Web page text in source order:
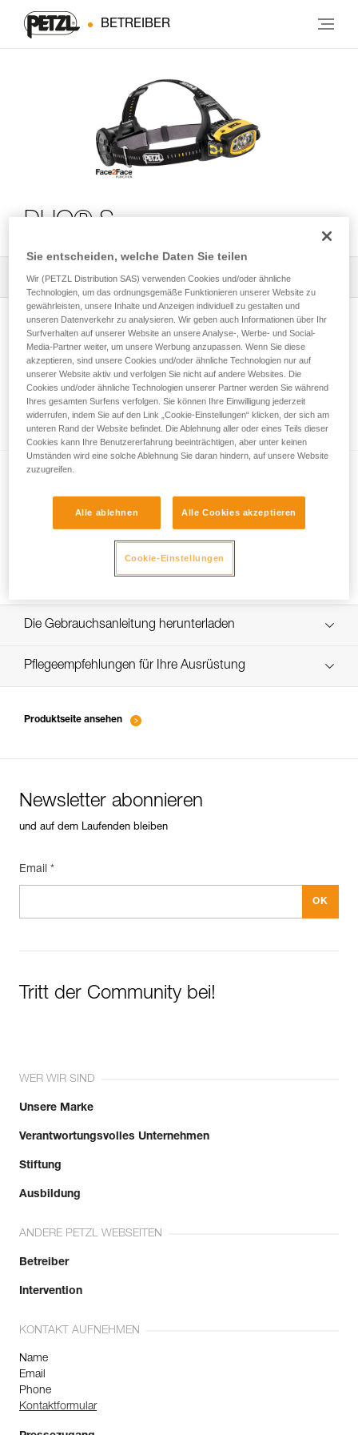
BETREIBER
DUO® S
Alle technischen Anwendungen 2 Filter
Dichtigkeit und IP-Schutzart
FACE2FACE-Technologie
Die Gebrauchsanleitung herunterladen
Technical Notice
Pflegeempfehlungen für Ihre Ausrüstung
Produktseite ansehen
Newsletter abonnieren
und auf dem Laufenden bleiben
Email *
Tritt der Community bei!
WER WIR SIND
Unsere Marke
Verantwortungsvolles Unternehmen
Stiftung
Ausbildung
ANDERE PETZL WEBSEITEN
Betreiber
Intervention
KONTAKT AUFNEHMEN
Name
Email
Phone
Kontaktformular
Sie entscheiden, welche Daten Sie teilen
Wir (PETZL Distribution SAS) verwenden Cookies und/oder ähnliche
Technologien, um das ordnungsgemäße Funktionieren unserer Website zu
gewährleisten, unsere Inhalte und Anzeigen individuell zu gestalten und
unseren Datenverkehr zu analysieren. Wir geben auch Informationen über Ihr
Surfverhalten auf unserer Website an unsere Analyse-, Werbe- und Social-
Media-Partner weiter, um unsere Werbung anzupassen. Wenn Sie diese
akzeptieren, sind unsere Cookies und/oder ähnliche Technologien nur auf
unserer Website aktiv und verfolgen Sie nicht auf andere Websites. Die
Cookies und/oder ähnliche Technologien unserer Partner werden Sie während
Ihres gesamten Surfens verfolgen. Sie können Ihre Einwilligung jederzeit
widerrufen, indem Sie auf den Link „Cookie-Einstellungen“ klicken, der sich am
unteren Rand der Website befindet. Die Ablehnung aller oder eines Teils dieser
Cookies kann Ihre Benutzererfahrung beeinträchtigen, aber unter keinen
Umständen wird eine solche Ablehnung Sie daran hindern, auf unsere Website
zuzugreifen.
Alle ablehnen Alle Cookies akzeptieren
Cookie-Einstellungen